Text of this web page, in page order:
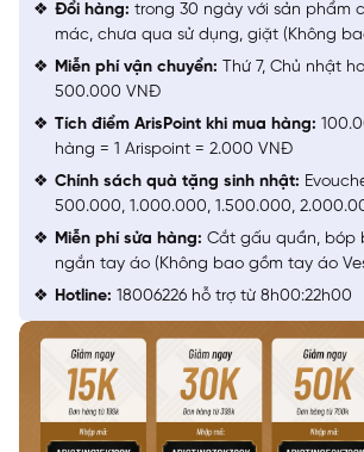
Đổi hàng: trong 30 ngày với sản phẩm
mác, chưa qua sử dụng, giặt (Không
Miễn phí vận chuyển: Thứ 7, Chủ nhật
500.000 VNĐ
Tích điểm ArisPoint khi mua hàng:
hàng = 1 Arispoint = 2.000 VNĐ
Chính sách quà tặng sinh nhật:
500.000, 1.000.000, 1.500.000,
Miễn phí sửa hàng: Cắt gấu quần, bóp
ngắn tay áo (Không bao gồm tay áo
Hotline: 18006226 hỗ trợ từ 8h00:22h00